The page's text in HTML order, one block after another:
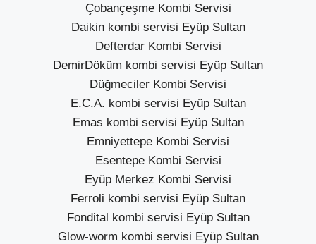
Çobançeşme Kombi Servisi
Daikin kombi servisi Eyüp Sultan
Defterdar Kombi Servisi
DemirDöküm kombi servisi Eyüp Sultan
Düğmeciler Kombi Servisi
E.C.A. kombi servisi Eyüp Sultan
Emas kombi servisi Eyüp Sultan
Emniyettepe Kombi Servisi
Esentepe Kombi Servisi
Eyüp Merkez Kombi Servisi
Ferroli kombi servisi Eyüp Sultan
Fondital kombi servisi Eyüp Sultan
Glow-worm kombi servisi Eyüp Sultan